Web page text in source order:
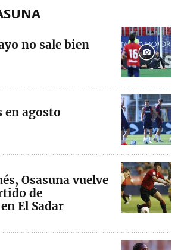
no sale bien
en agosto
Osasuna vuelve
de
El Sadar